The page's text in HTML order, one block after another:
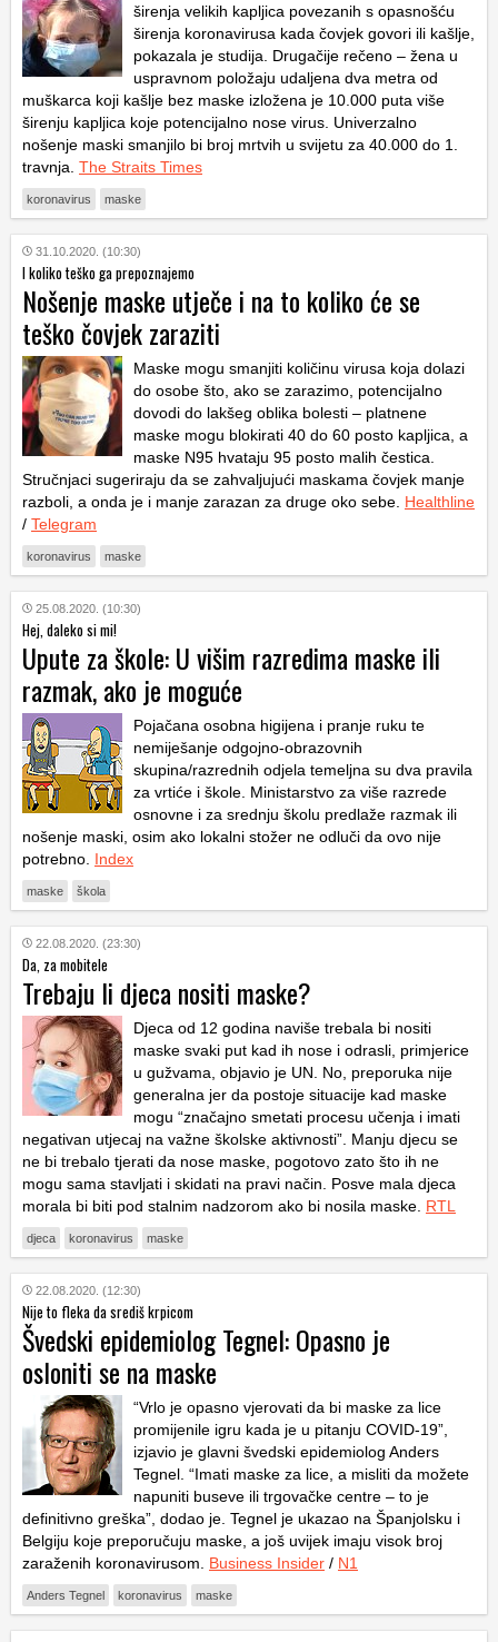
širenja velikih kapljica povezanih s opasnošću
širenja koronavirusa kada čovjek govori ili kašlje,
pokazala je studija. Drugačije rečeno – žena u
uspravnom položaju udaljena dva metra od
muškarca koji kašlje bez maske izložena je 10.000 puta više
širenju kapljica koje potencijalno nose virus. Univerzalno
nošenje maski smanjilo bi broj mrtvih u svijetu za 40.000 do 1.
travnja. The Straits Times
koronavirus maske
31.10.2020. (10:30)
I koliko teško ga prepoznajemo
Nošenje maske utječe i na to koliko će se
teško čovjek zaraziti
Maske mogu smanjiti količinu virusa koja dolazi
do osobe što, ako se zarazimo, potencijalno
dovodi do lakšeg oblika bolesti – platnene
maske mogu blokirati 40 do 60 posto kapljica, a
maske N95 hvataju 95 posto malih čestica.
Stručnjaci sugeriraju da se zahvaljujući maskama čovjek manje
razboli, a onda je i manje zarazan za druge oko sebe. Healthline
/ Telegram
koronavirus maske
25.08.2020. (10:30)
Hej, daleko si mi!
Upute za škole: U višim razredima maske ili
razmak, ako je moguće
Pojačana osobna higijena i pranje ruku te
nemiješanje odgojno-obrazovnih
skupina/razrednih odjela temeljna su dva pravila
za vrtiće i škole. Ministarstvo za više razrede
osnovne i za srednju školu predlaže razmak ili
nošenje maski, osim ako lokalni stožer ne odluči da ovo nije
potrebno. Index
maske škola
22.08.2020. (23:30)
Da, za mobitele
Trebaju li djeca nositi maske?
Djeca od 12 godina naviše trebala bi nositi
maske svaki put kad ih nose i odrasli, primjerice
u gužvama, objavio je UN. No, preporuka nije
generalna jer da postoje situacije kad maske
mogu “značajno smetati procesu učenja i imati
negativan utjecaj na važne školske aktivnosti”. Manju djecu se
ne bi trebalo tjerati da nose maske, pogotovo zato što ih ne
mogu sama stavljati i skidati na pravi način. Posve mala djeca
morala bi biti pod stalnim nadzorom ako bi nosila maske. RTL
djeca koronavirus maske
22.08.2020. (12:30)
Nije to fleka da središ krpicom
Švedski epidemiolog Tegnel: Opasno je
osloniti se na maske
“Vrlo je opasno vjerovati da bi maske za lice
promijenile igru kada je u pitanju COVID-19”,
izjavio je glavni švedski epidemiolog Anders
Tegnel. “Imati maske za lice, a misliti da možete
napuniti buseve ili trgovačke centre – to je
definitivno greška”, dodao je. Tegnel je ukazao na Španjolsku i
Belgiju koje preporučuju maske, a još uvijek imaju visok broj
zaraženih koronavirusom. Business Insider / N1
Anders Tegnel koronavirus maske